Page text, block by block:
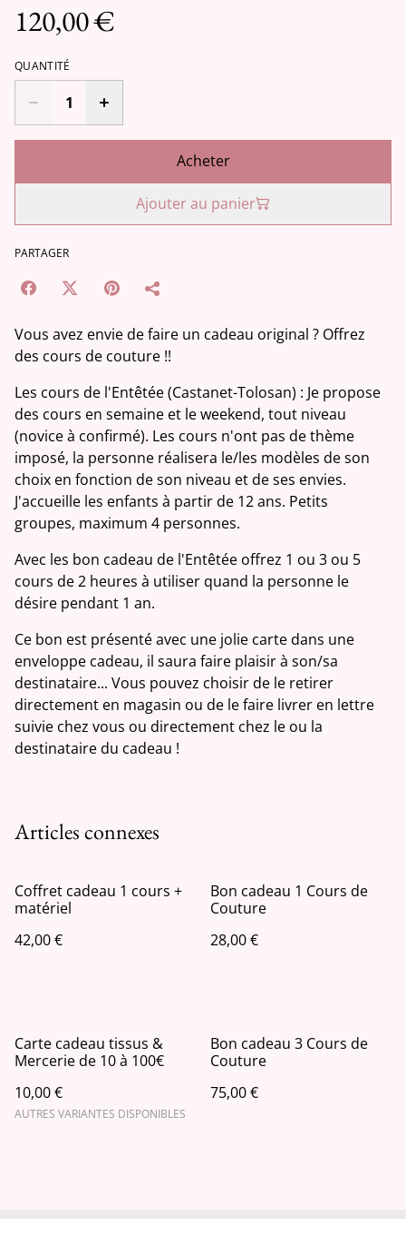
120,00 €
QUANTITÉ
Acheter
Ajouter au panier
PARTAGER
Vous avez envie de faire un cadeau original ? Offrez
des cours de couture !!
Les cours de l'Entêtée (Castanet-Tolosan) : Je propose
des cours en semaine et le weekend, tout niveau
(novice à confirmé). Les cours n'ont pas de thème
imposé, la personne réalisera le/les modèles de son
choix en fonction de son niveau et de ses envies.
J'accueille les enfants à partir de 12 ans. Petits
groupes, maximum 4 personnes.
Avec les bon cadeau de l'Entêtée offrez 1 ou 3 ou 5
cours de 2 heures à utiliser quand la personne le
désire pendant 1 an.
Ce bon est présenté avec une jolie carte dans une
enveloppe cadeau, il saura faire plaisir à son/sa
destinataire... Vous pouvez choisir de le retirer
directement en magasin ou de le faire livrer en lettre
suivie chez vous ou directement chez le ou la
destinataire du cadeau !
Articles connexes
Coffret cadeau 1 cours +
matériel
42,00 €
Bon cadeau 1 Cours de
Couture
28,00 €
Carte cadeau tissus &
Mercerie de 10 à 100€
10,00 €
AUTRES VARIANTES DISPONIBLES
Bon cadeau 3 Cours de
Couture
75,00 €